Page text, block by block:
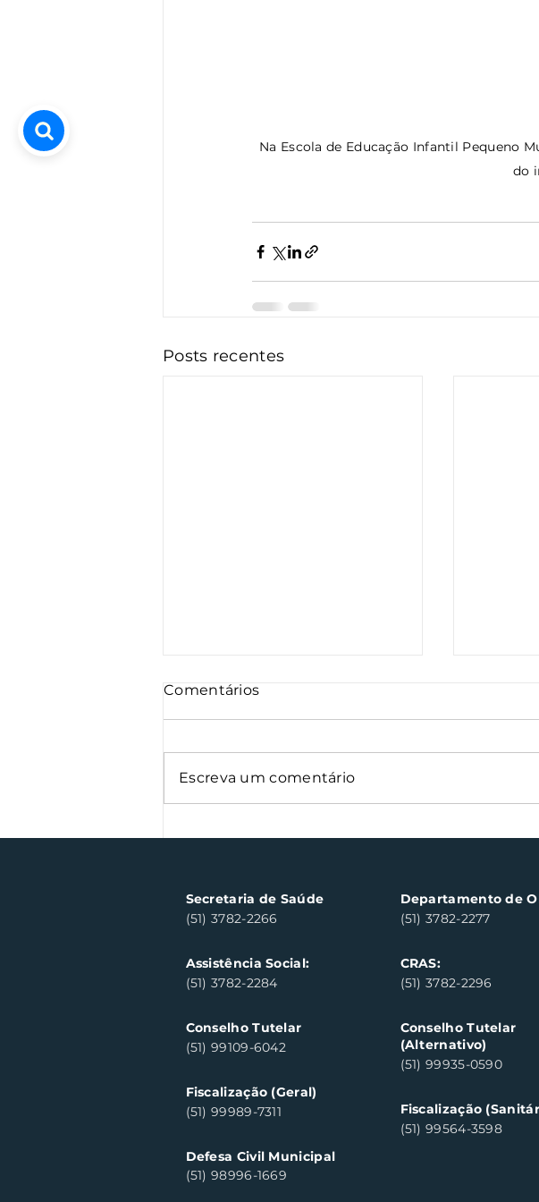
Na Escola de Educação Infantil Pequeno
do
Posts recentes
Clara
Comentários
Escreva um comentário
Secretaria de Saúde
(51) 3782-2266
Assistência Social:
(51) 3782-2284
Conselho Tutelar
(51) 99109-6042
Fiscalização (Geral)
(51) 99989-7311
Defesa Civil Municipal
(51) 98996-1669
Departamento de
(51) 3782-2277
CRAS:
(51) 3782-2296
Conselho Tutelar
(Alternativo)
(51) 99935-0590
Fiscalização
(51) 99564-3598